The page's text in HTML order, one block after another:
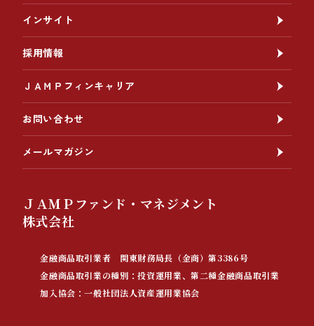
インサイト
採用情報
ＪＡＭＰフィンキャリア
お問い合わせ
メールマガジン
ＪＡＭＰファンド・マネジメント
株式会社
金融商品取引業者 関東財務局長（金商）第3386号
金融商品取引業の種別：投資運用業、第二種金融商品取引業
加入協会：一般社団法人資産運用業協会